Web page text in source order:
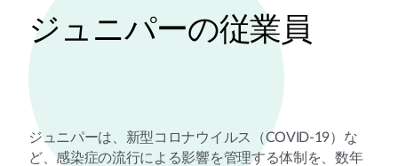
ジュニパーの従業員
ジュニパーは、新型コロナウイルス（COVID-19）な
ど、感染症の流行による影響を管理する体制を、数年